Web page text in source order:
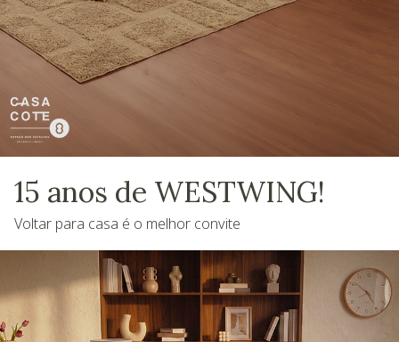
15 anos de WESTWING!
Voltar para casa é o melhor convite